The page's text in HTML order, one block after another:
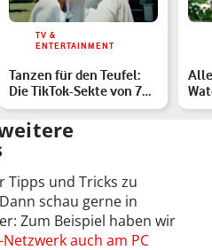
TV &
ENTERTAINMENT
Tanzen für den Teufel:
Die TikTok-Sekte von 7M
– Die wahre Geschi…
und Tricks zu
schau gerne in
Zum Beispiel haben wir
Netzwerk auch am PC